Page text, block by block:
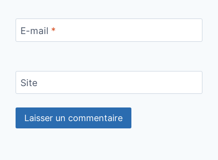
E-mail *
Site